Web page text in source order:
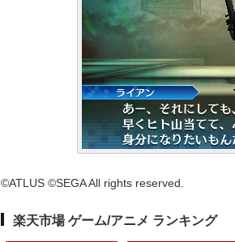
©ATLUS ©SEGA All rights reserved.
楽天市場 ゲーム/アニメ ランキング